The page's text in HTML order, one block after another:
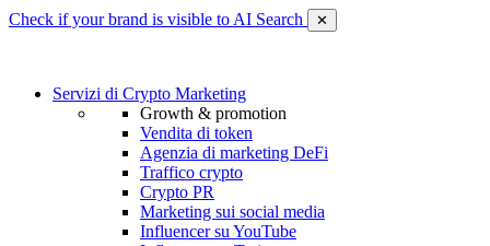
Check if your brand is visible to AI Search ✕
Servizi di Crypto Marketing
Growth & promotion
Vendita di token
Agenzia di marketing DeFi
Traffico crypto
Crypto PR
Marketing sui social media
Influencer su YouTube